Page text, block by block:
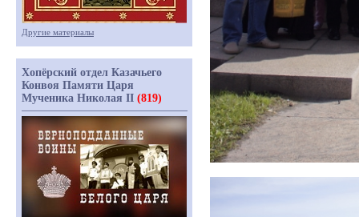
Другие материалы
Хопёрский отдел Казачьего
Конвоя Памяти Царя
Мученика Николая II (819)